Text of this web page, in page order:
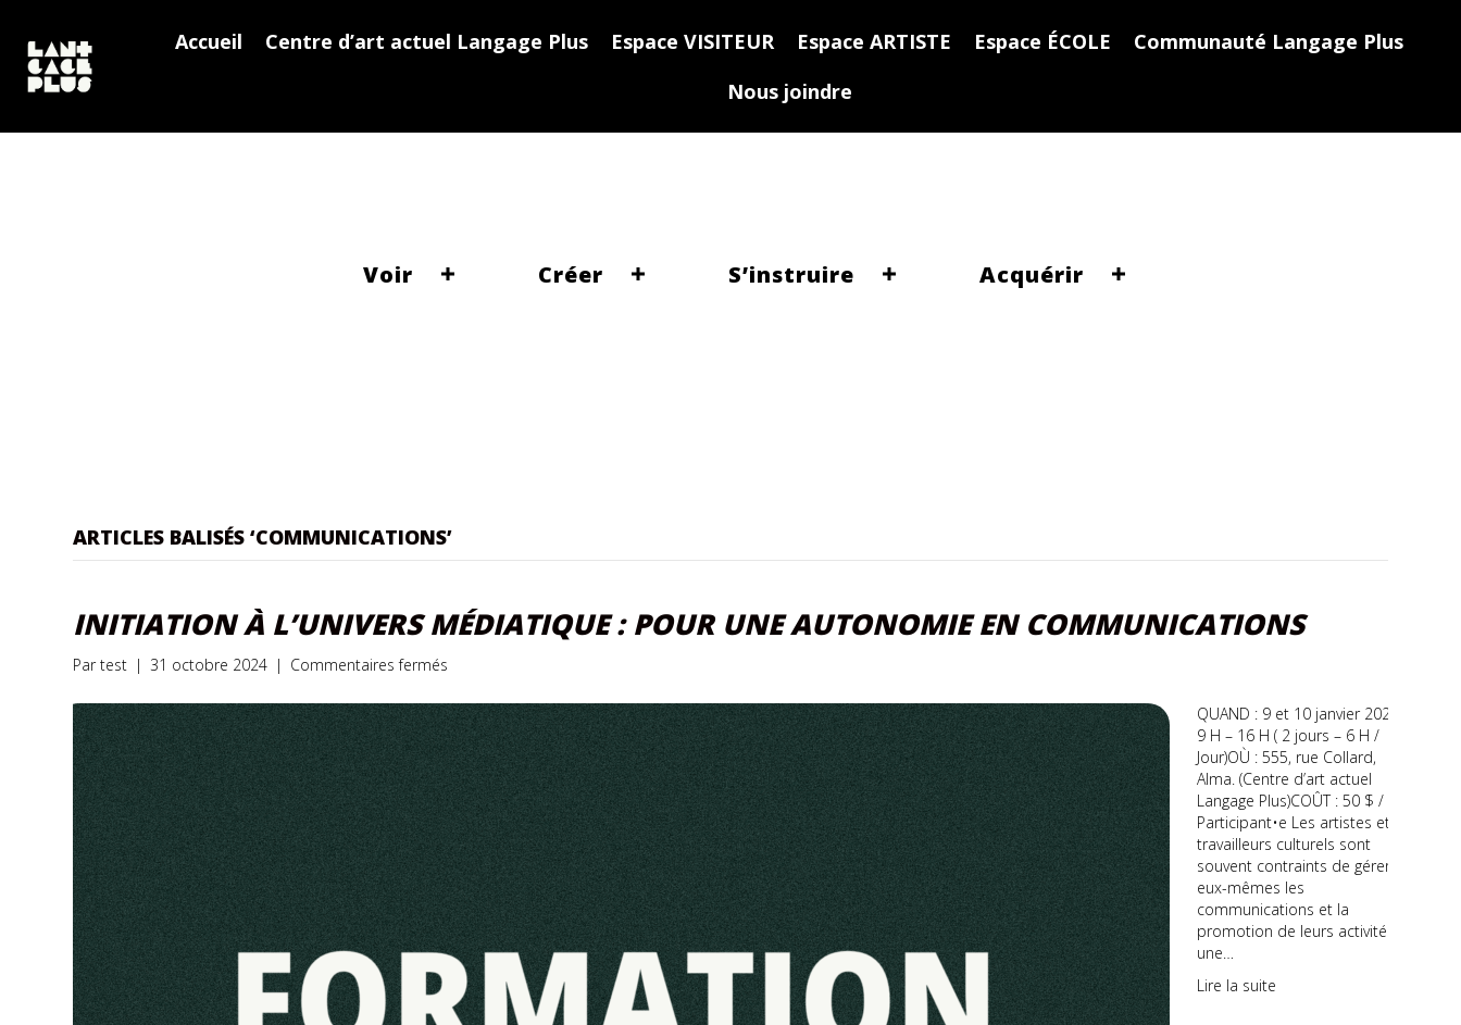
Accueil Centre d’art actuel Langage Plus Espace VISITEUR Espace ARTISTE Espace ÉCOLE
Communauté Langage Plus
Nous joindre
Voir Créer S’instruire Acquérir
ARTICLES BALISÉS ‘COMMUNICATIONS’
INITIATION À L’UNIVERS MÉDIATIQUE : POUR UNE AUTONOMIE EN COMMUNICATIONS
Partest | 31 octobre 2024 | Commentaires fermés
À
L’UNIVERS
MÉDIATIQUE
:
Pour
une
autonomie
en
communications
QUAND : 9 et 10 janvier 2025,
9 H – 16 H ( 2 jours – 6 H /
Jour)OÙ : 555, rue Collard,
Alma. (Centre d’art actuel
Langage Plus)COÛT : 50 $ /
Participant•e Les artistes et
travailleurs culturels sont
souvent contraints de gérer
eux-mêmes les
communications et la
promotion de leurs activités,
une…
Lire la suite